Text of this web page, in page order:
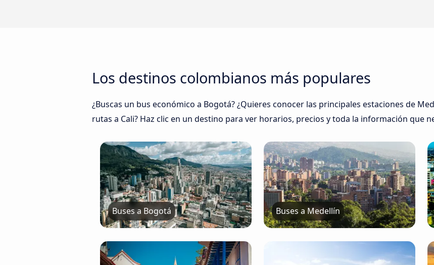
Los destinos colombianos más populares
¿Buscas un bus económico a Bogotá? ¿Quieres conocer las principales estaciones de
rutas a Cali? Haz clic en un destino para ver horarios, precios y toda la información que
Buses a Bogotá Buses a Medellín